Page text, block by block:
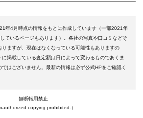
年4月時点の情報をもとに作成しています（一部2021年
ているページもあります）。各社の写真や口コミなどそ
ますが、現在はなくなっている可能性もありますの
掲載している査定額は日によって変わるものであくま
はございません。最新の情報は必ず公式HPをご確認く
無断転用禁止
copying prohibited.）